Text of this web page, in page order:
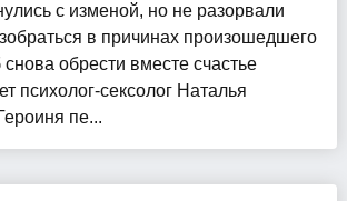
с изменой, но не разорвали
в причинах произошедшего
обрести вместе счастье
психолог-сексолог Наталья
пе...